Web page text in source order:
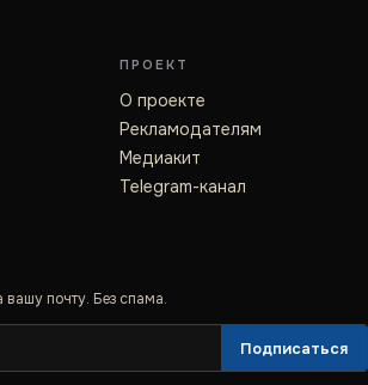
ПРОЕКТ
О проекте
Рекламодателям
Медиакит
Telegram-канал
почту. Без спама.
Подписаться